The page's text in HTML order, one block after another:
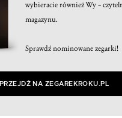
wybieracie również Wy –
magazynu.
Sprawdź nominowane zegarki!
PRZEJDŹ NA ZEGAREKROKU.PL